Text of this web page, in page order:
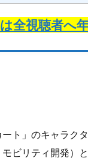
全視聴者へ
ト」のキャラク
ビリティ開発）